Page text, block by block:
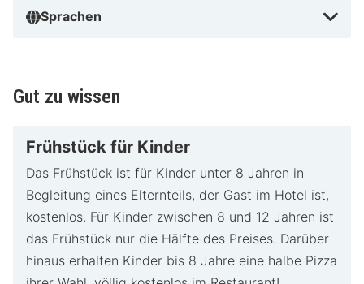
Sprachen
Gut zu wissen
Frühstück für Kinder
Das Frühstück ist für Kinder unter 8 Jahren in
Begleitung eines Elternteils, der Gast im Hotel ist,
kostenlos. Für Kinder zwischen 8 und 12 Jahren ist
das Frühstück nur die Hälfte des Preises. Darüber
hinaus erhalten Kinder bis 8 Jahre eine halbe Pizza